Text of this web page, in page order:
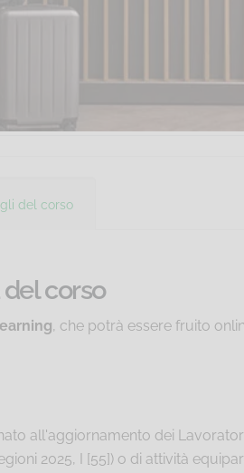
del corso
corso
, che potrà essere fruito
all'aggiornamento dei
2025, I [55]) o di attività